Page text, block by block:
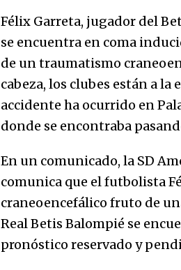
04/01/2026
El aumento del
escozor en pueblo
31/12/2025
Félix Garreta, jugador del
se encuentra en coma
de un traumatismo
cabeza, los clubes están a la
accidente ha ocurrido en
donde se encontraba
En un comunicado, la SD
comunica que el futbolista
craneoencefálico fruto de
Real Betis Balompié se
pronóstico reservado y